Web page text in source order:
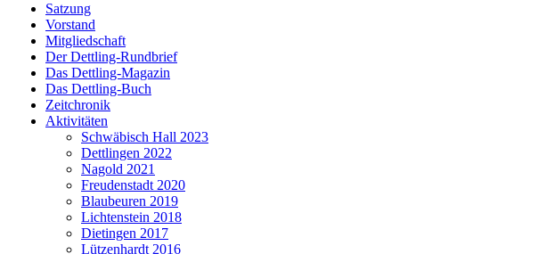
Satzung
Vorstand
Mitgliedschaft
Der Dettling-Rundbrief
Das Dettling-Magazin
Das Dettling-Buch
Zeitchronik
Aktivitäten
Schwäbisch Hall 2023
Dettlingen 2022
Nagold 2021
Freudenstadt 2020
Blaubeuren 2019
Lichtenstein 2018
Dietingen 2017
Lützenhardt 2016